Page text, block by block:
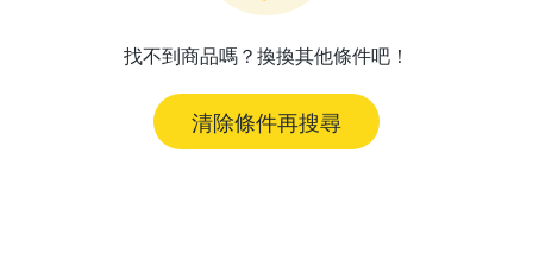
找不到商品嗎？換換其他條件吧！
清除條件再搜尋